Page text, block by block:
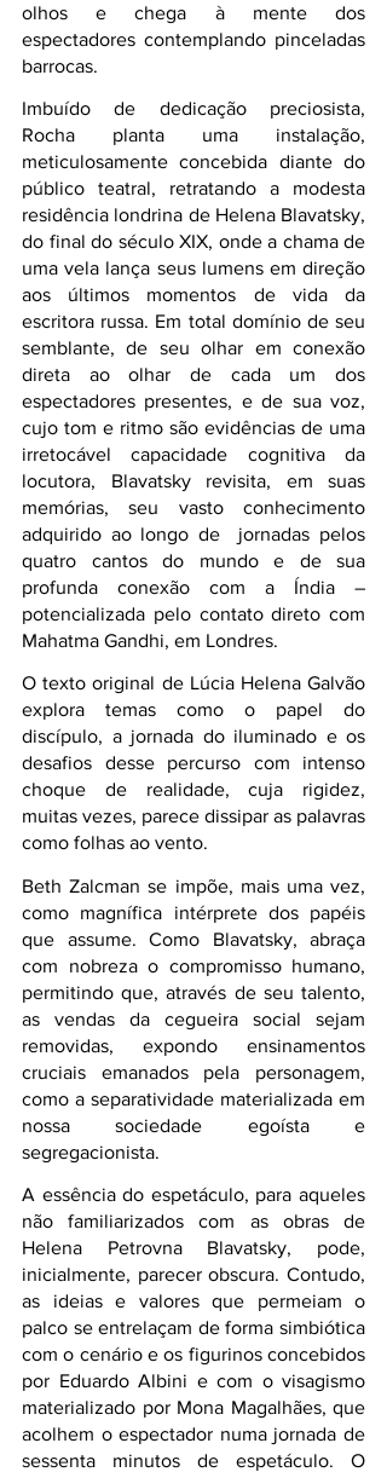
olhos e chega à mente dos
espectadores contemplando pinceladas
barrocas.
Imbuído de dedicação preciosista,
Rocha planta uma instalação,
meticulosamente concebida diante do
público teatral, retratando a modesta
residência londrina de Helena Blavatsky,
do final do século XIX, onde a chama de
uma vela lança seus lumens em direção
aos últimos momentos de vida da
escritora russa. Em total domínio de seu
semblante, de seu olhar em conexão
direta ao olhar de cada um dos
espectadores presentes, e de sua voz,
cujo tom e ritmo são evidências de uma
irretocável capacidade cognitiva da
locutora, Blavatsky revisita, em suas
memórias, seu vasto conhecimento
adquirido ao longo de  jornadas pelos
quatro cantos do mundo e de sua
profunda conexão com a Índia –
potencializada pelo contato direto com
Mahatma Gandhi, em Londres.
O texto original de Lúcia Helena Galvão
explora temas como o papel do
discípulo, a jornada do iluminado e os
desafios desse percurso com intenso
choque de realidade, cuja rigidez,
muitas vezes, parece dissipar as palavras
como folhas ao vento.
Beth Zalcman se impõe, mais uma vez,
como magnífica intérprete dos papéis
que assume. Como Blavatsky, abraça
com nobreza o compromisso humano,
permitindo que, através de seu talento,
as vendas da cegueira social sejam
removidas, expondo ensinamentos
cruciais emanados pela personagem,
como a separatividade materializada em
nossa sociedade egoísta e
segregacionista.
A essência do espetáculo, para aqueles
não familiarizados com as obras de
Helena Petrovna Blavatsky, pode,
inicialmente, parecer obscura. Contudo,
as ideias e valores que permeiam o
palco se entrelaçam de forma simbiótica
com o cenário e os figurinos concebidos
por Eduardo Albini e com o visagismo
materializado por Mona Magalhães, que
acolhem o espectador numa jornada de
sessenta minutos de espetáculo. O